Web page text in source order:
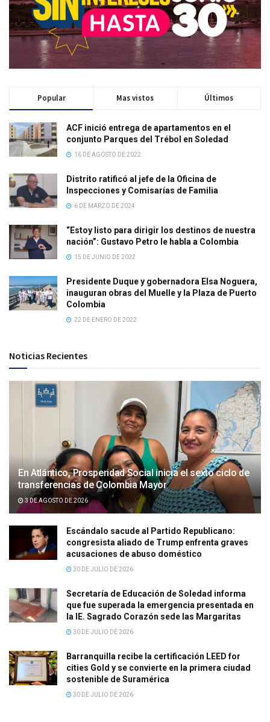
Popular Mas vistos Últimos
ACF inició entrega de apartamentos en el
conjunto Parques del Trébol en Soledad
16 DE AGOSTO DE 2022
Distrito ratificó al jefe de la Oficina de
Inspecciones y Comisarías de Familia
6 DE MARZO DE 2024
“Estoy listo para dirigir los destinos de nuestra
nación”: Gustavo Petro le habla a Colombia
15 DE JUNIO DE 2022
Presidente Duque y gobernadora Elsa Noguera,
inauguran obras del Muelle y la Plaza de Puerto
Colombia
22 DE ENERO DE 2022
Noticias Recientes
En Atlántico, Prosperidad Social inicia el sexto ciclo de
transferencias de Colombia Mayor
3 DE AGOSTO DE 2026
Escándalo sacude al Partido Republicano:
congresista aliado de Trump enfrenta graves
acusaciones de abuso doméstico
30 DE JULIO DE 2026
Secretaría de Educación de Soledad informa
que fue superada la emergencia presentada en
la IE. Sagrado Corazón sede las Margaritas
30 DE JULIO DE 2026
Barranquilla recibe la certificación LEED for
cities Gold y se convierte en la primera ciudad
sostenible de Suramérica
30 DE JULIO DE 2026